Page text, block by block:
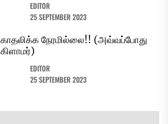
EDITOR
25 SEPTEMBER 2023
காதலிக்க நேரமில்லை!! (அவ்வப்போது
கிளாமர்)
EDITOR
25 SEPTEMBER 2023